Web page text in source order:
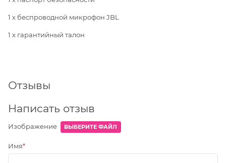
1 х беспроводной микрофон JBL
1 х гарантийный талон
Отзывы
Написать отзыв
Изображение ВЫБЕРИТЕ ФАЙЛ
Имя